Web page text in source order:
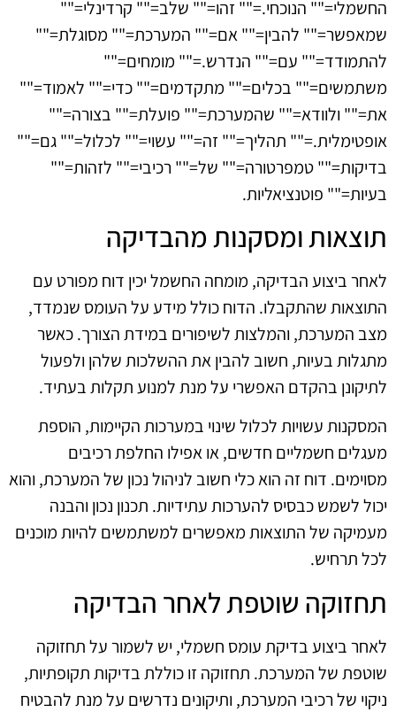
החשמלי="" הנוכחי.="" זהו="" שלב="" קרדינלי=""
שמאפשר="" להבין="" אם="" המערכת="" מסוגלת=""
להתמודד="" עם="" הנדרש.="" מומחים=""
משתמשים="" בכלים="" מתקדמים="" כדי="" לאמוד=""
את="" ולוודא="" שהמערכת="" פועלת="" בצורה=""
אופטימלית.="" תהליך="" זה="" עשוי="" לכלול="" גם=""
בדיקות="" טמפרטורה="" של="" רכיבי="" לזהות=""
בעיות="" פוטנציאליות.
תוצאות ומסקנות מהבדיקה
לאחר ביצוע הבדיקה, מומחה החשמל יכין דוח מפורט עם
התוצאות שהתקבלו. הדוח כולל מידע על העומס שנמדד,
מצב המערכת, והמלצות לשיפורים במידת הצורך. כאשר
מתגלות בעיות, חשוב להבין את ההשלכות שלהן ולפעול
לתיקונן בהקדם האפשרי על מנת למנוע תקלות בעתיד.
המסקנות עשויות לכלול שינוי במערכות הקיימות, הוספת
מעגלים חשמליים חדשים, או אפילו החלפת רכיבים
מסוימים. דוח זה הוא כלי חשוב לניהול נכון של המערכת, והוא
יכול לשמש כבסיס להערכות עתידיות. תכנון נכון והבנה
מעמיקה של התוצאות מאפשרים למשתמשים להיות מוכנים
לכל תרחיש.
תחזוקה שוטפת לאחר הבדיקה
לאחר ביצוע בדיקת עומס חשמלי, יש לשמור על תחזוקה
שוטפת של המערכת. תחזוקה זו כוללת בדיקות תקופתיות,
ניקוי של רכיבי המערכת, ותיקונים נדרשים על מנת להבטיח